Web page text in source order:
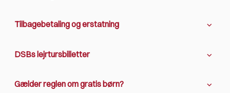
Tilbagebetaling og erstatning
DSBs lejrtursbilletter
Gælder reglen om gratis børn?